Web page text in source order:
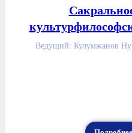
Ведущий: Кулумжанов